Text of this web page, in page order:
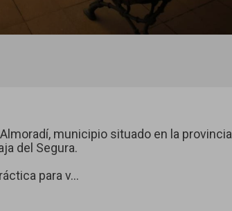
municipio situado en la provincia
del Segura.
para v...